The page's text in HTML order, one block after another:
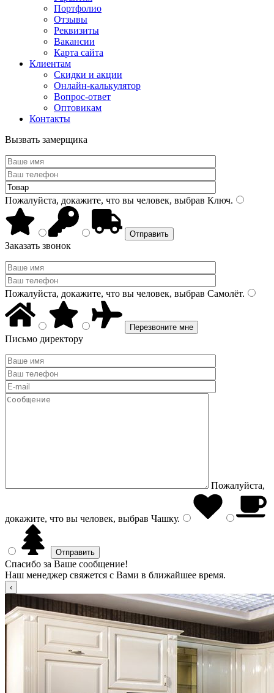
Портфолио
Отзывы
Реквизиты
Вакансии
Карта сайта
Клиентам
Скидки и акции
Онлайн-калькулятор
Вопрос-ответ
Оптовикам
Контакты
Вызвать замерщика
Пожалуйста, докажите, что вы человек, выбрав Ключ.
Заказать звонок
Пожалуйста, докажите, что вы человек, выбрав Самолёт.
Письмо директору
Пожалуйста,
докажите, что вы человек, выбрав Чашку.
Спасибо за Ваше сообщение!
Наш менеджер свяжется с Вами в ближайшее время.